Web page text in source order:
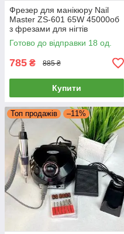
Фрезер для манікюру Nail
Master ZS-601 65W 45000об
з фрезами для нігтів
шліфування лаку насадки
фрейзер ЗС 601
Готово до відправки 18 од.
785 ₴ 885 ₴
Купити
Топ продажів –11%